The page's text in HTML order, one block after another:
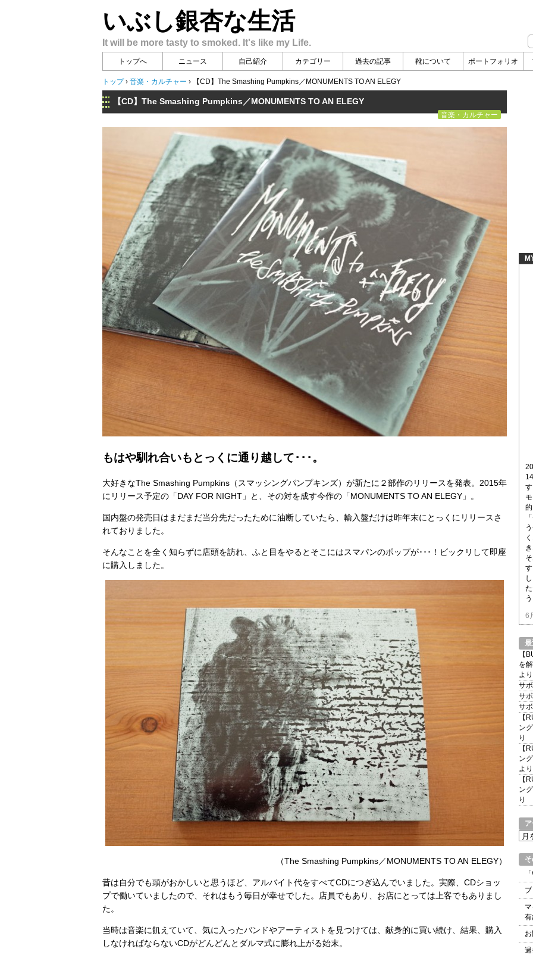
いぶし銀杏な生活
It will be more tasty to smoked. It's like my Life.
トップへ ニュース 自己紹介 カテゴリー 過去の記事 靴について ポートフォリオ
トップ › 音楽・カルチャー › 【CD】The Smashing Pumpkins／MONUMENTS TO AN ELEGY
【CD】The Smashing Pumpkins／MONUMENTS TO AN ELEGY
音楽・カルチャー
もはや馴れ合いもとっくに通り越して･･･。
大好きなThe Smashing Pumpkins（スマッシングパンプキンズ）が新たに２部作のリリースを発表。2015年
にリリース予定の「DAY FOR NIGHT」と、その対を成す今作の「MONUMENTS TO AN ELEGY」。
国内盤の発売日はまだまだ当分先だったために油断していたら、輸入盤だけは昨年末にとっくにリリースさ
れておりました。
そんなことを全く知らずに店頭を訪れ、ふと目をやるとそこにはスマパンのポップが･･･！ビックリして即座
に購入しました。
（The Smashing Pumpkins／MONUMENTS TO AN ELEGY）
昔は自分でも頭がおかしいと思うほど、アルバイト代をすべてCDにつぎ込んでいました。実際、CDショッ
プで働いていましたので、それはもう毎日が幸せでした。店員でもあり、お店にとっては上客でもありまし
た。
当時は音楽に飢えていて、気に入ったバンドやアーティストを見つけては、献身的に買い続け、結果、購入
しなければならないCDがどんどんとダルマ式に膨れ上がる始末。
6
最
【
を
より
サ
サ
サ
【
ン
り
【
ン
より
【
ン
り
ア
カ
ブ
有